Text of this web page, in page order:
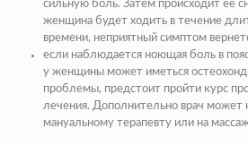
сильную боль. Затем происходит ее
женщина будет ходить в течение
времени, неприятный симптом
если наблюдается ноющая боль в
у женщины может иметься
проблемы, предстоит пройти курс
лечения. Дополнительно врач может
мануальному терапевту или на